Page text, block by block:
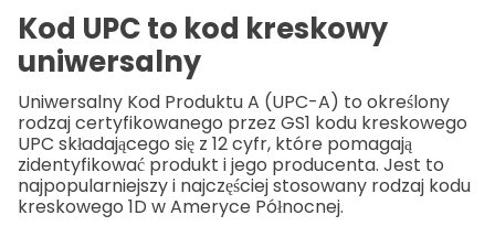
Kod UPC to kod kreskowy
uniwersalny
Uniwersalny Kod Produktu A (UPC-A) to określony
rodzaj certyfikowanego przez GS1 kodu kreskowego
UPC składającego się z 12 cyfr, które pomagają
zidentyfikować produkt i jego producenta. Jest to
najpopularniejszy i najczęściej stosowany rodzaj kodu
kreskowego 1D w Ameryce Północnej.